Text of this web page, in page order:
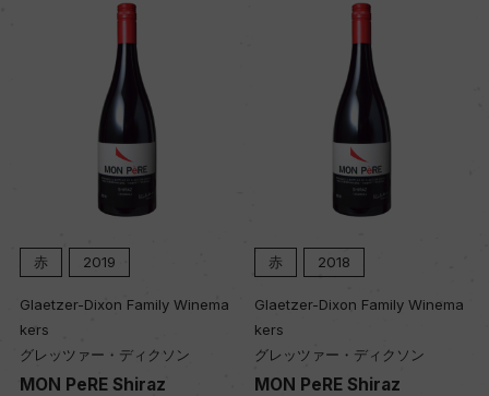
赤 2019
Glaetzer-Dixon Family Winema
kers
グレッツァー・ディクソン
MON PeRE Shiraz
赤 2018
Glaetzer-Dixon Family Winema
kers
グレッツァー・ディクソン
MON PeRE Shiraz